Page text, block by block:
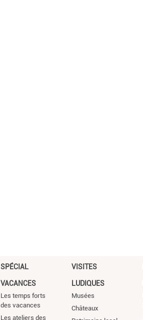
SPÉCIAL
VACANCES
Les temps forts
des vacances
Les ateliers des
VISITES
LUDIQUES
Musées
Châteaux